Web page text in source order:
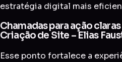
estratégia digital mais
Chamadas para ação
Criação de Site – Elias
Esse ponto fortalece a